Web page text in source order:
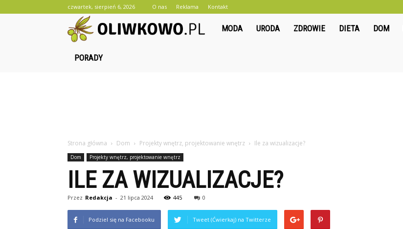
czwartek, sierpień 6, 2026 O nas Reklama Kontakt
Oliwkowo.pl
MODA URODA ZDROWIE DIETA DOM
PORADY
Strona główna Dom Projekty wnętrz, projektowanie wnętrz Ile za wizualizacje?
Dom Projekty wnętrz, projektowanie wnętrz
ILE ZA WIZUALIZACJE?
Przez Redakcja - 21 lipca 2024 445 0
Podziel się na Facebooku Tweet (Ćwierkaj) na Twitterze